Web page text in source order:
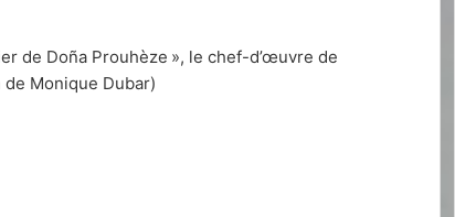
de Doña Prouhèze », le chef-d’œuvre de
Monique Dubar)